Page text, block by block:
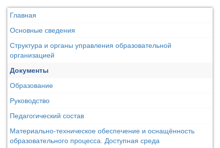
Главная
Основные сведения
Структура и органы управления образовательной
организацией
Документы
Образование
Руководство
Педагогический состав
Материально-техническое обеспечение и оснащённость
образовательного процесса. Доступная среда